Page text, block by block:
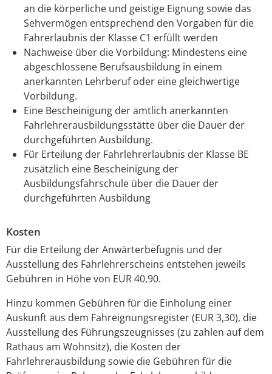
an die körperliche und geistige Eignung sowie das
Sehvermögen entsprechend den Vorgaben für die
Fahrerlaubnis der Klasse C1 erfüllt werden
Nachweise über die Vorbildung: Mindestens eine
abgeschlossene Berufsausbildung in einem
anerkannten Lehrberuf oder eine gleichwertige
Vorbildung.
Eine Bescheinigung der amtlich anerkannten
Fahrlehrerausbildungsstätte über die Dauer der
durchgeführten Ausbildung.
Für Erteilung der Fahrlehrerlaubnis der Klasse BE
zusätzlich eine Bescheinigung der
Ausbildungsfahrschule über die Dauer der
durchgeführten Ausbildung
Kosten
Für die Erteilung der Anwärterbefugnis und der
Ausstellung des Fahrlehrerscheins entstehen jeweils
Gebühren in Höhe von EUR 40,90.
Hinzu kommen Gebühren für die Einholung einer
Auskunft aus dem Fahreignungsregister (EUR 3,30), die
Ausstellung des Führungszeugnisses (zu zahlen auf dem
Rathaus am Wohnsitz), die Kosten der
Fahrlehrerausbildung sowie die Gebühren für die